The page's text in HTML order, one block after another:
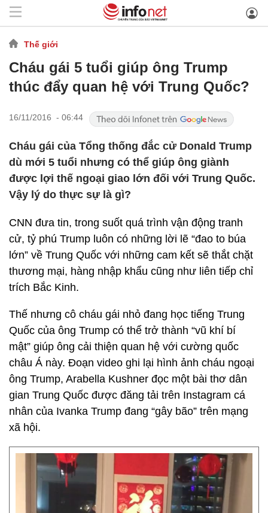
Thế giới
Cháu gái 5 tuổi giúp ông Trump
thúc đẩy quan hệ với Trung Quốc?
16/11/2016 - 06:44
Cháu gái của Tổng thống đắc cử Donald Trump
dù mới 5 tuổi nhưng có thể giúp ông giành
được lợi thế ngoại giao lớn đối với Trung Quốc.
Vậy lý do thực sự là gì?
CNN đưa tin, trong suốt quá trình vận động tranh
cử, tỷ phú Trump luôn có những lời lẽ “đao to búa
lớn” về Trung Quốc với những cam kết sẽ thắt chặt
thương mại, hàng nhập khẩu cũng như liên tiếp chỉ
trích Bắc Kinh.
Thế nhưng cô cháu gái nhỏ đang học tiếng Trung
Quốc của ông Trump có thể trở thành “vũ khí bí
mật” giúp ông cải thiện quan hệ với cường quốc
châu Á này. Đoạn video ghi lại hình ảnh cháu ngoại
ông Trump, Arabella Kushner đọc một bài thơ dân
gian Trung Quốc được đăng tải trên Instagram cá
nhân của Ivanka Trump đang “gây bão” trên mạng
xã hội.